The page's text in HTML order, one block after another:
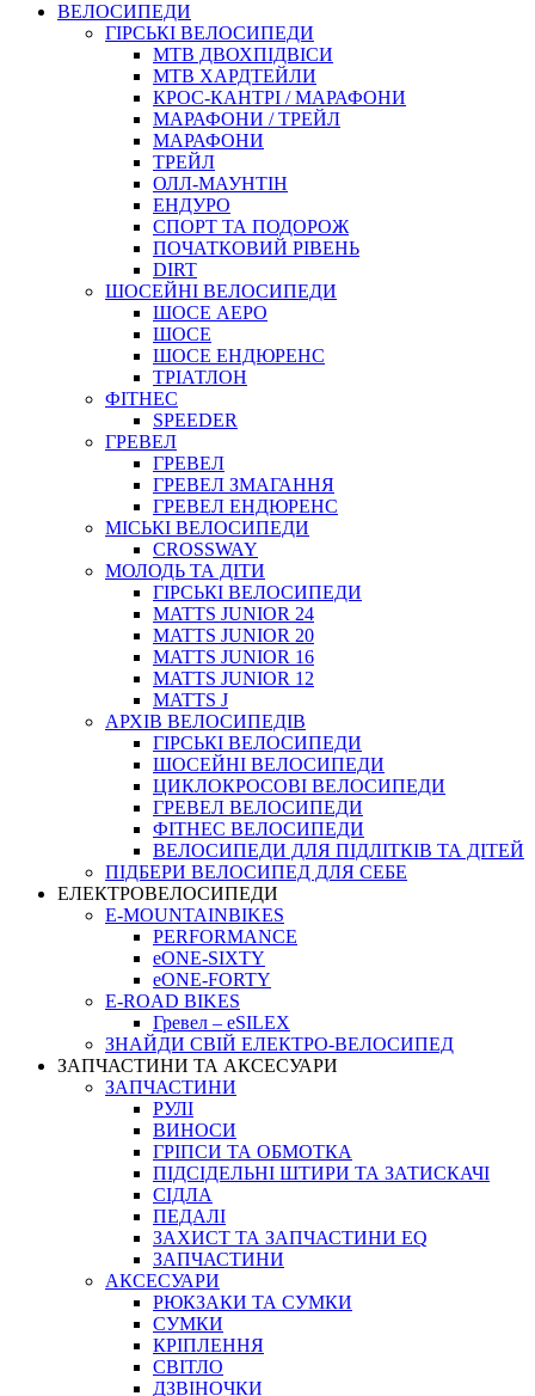
ВЕЛОСИПЕДИ
ГІРСЬКІ ВЕЛОСИПЕДИ
MTB ДВОХПIДВIСИ
MTB ХАРДТЕЙЛИ
КРОС-КАНТРI / МАРАФОНИ
МАРАФОНИ / ТРЕЙЛ
МАРАФОНИ
ТРЕЙЛ
ОЛЛ-МАУНТIН
ЕНДУРО
СПОРТ ТА ПОДОРОЖ
ПОЧАТКОВИЙ РIВЕНЬ
DIRT
ШОСЕЙНІ ВЕЛОСИПЕДИ
ШОСЕ АЕРО
ШОСЕ
ШОСЕ ЕНДЮРЕНС
ТРІАТЛОН
ФІТНЕС
SPEEDER
ГРЕВЕЛ
ГРЕВЕЛ
ГРЕВЕЛ ЗМАГАННЯ
ГРЕВЕЛ ЕНДЮРЕНС
МІСЬКІ ВЕЛОСИПЕДИ
CROSSWAY
МОЛОДЬ ТА ДІТИ
ГIРСЬКI ВЕЛОСИПЕДИ
MATTS JUNIOR 24
MATTS JUNIOR 20
MATTS JUNIOR 16
MATTS JUNIOR 12
MATTS J
АРХIВ ВЕЛОСИПЕДIВ
ГІРСЬКІ ВЕЛОСИПЕДИ
ШОСЕЙНІ ВЕЛОСИПЕДИ
ЦИКЛОКРОСОВІ ВЕЛОСИПЕДИ
ГРЕВЕЛ ВЕЛОСИПЕДИ
ФІТНЕС ВЕЛОСИПЕДИ
ВЕЛОСИПЕДИ ДЛЯ ПІДЛІТКІВ ТА ДІТЕЙ
ПIДБЕРИ ВЕЛОСИПЕД ДЛЯ СЕБЕ
ЕЛЕКТРОВЕЛОСИПЕДИ
E-MOUNTAINBIKES
PERFORMANCE
eONE-SIXTY
eONE-FORTY
E-ROAD BIKES
Гревел – eSILEX
ЗНАЙДИ СВІЙ ЕЛЕКТРО-ВЕЛОСИПЕД
ЗАПЧАСТИНИ ТА АКСЕСУАРИ
ЗАПЧАСТИНИ
РУЛІ
ВИНОСИ
ГРІПСИ ТА ОБМОТКА
ПІДСІДЕЛЬНІ ШТИРИ ТА ЗАТИСКАЧІ
СІДЛА
ПЕДАЛІ
ЗАХИСТ ТА ЗАПЧАСТИНИ EQ
ЗАПЧАСТИНИ
АКСЕСУАРИ
РЮКЗАКИ ТА СУМКИ
СУМКИ
КРІПЛЕННЯ
СВІТЛО
ДЗВІНОЧКИ